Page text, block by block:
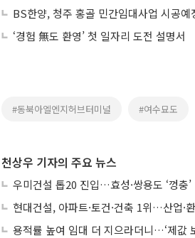
BS한양, 청주 홍골 민간임대사업 시공예
‘경험 無도 환영’ 첫 일자리 도전 설명서
#동북아엘엔지허브터미널 #여수묘도
천상우 기자의 주요 뉴스
우미건설 톱20 진입…효성·쌍용도 ‘껑충’
현대건설, 아파트·토건·건축 1위…산업·
용적률 높여 임대 더 지으라더니…‘제값